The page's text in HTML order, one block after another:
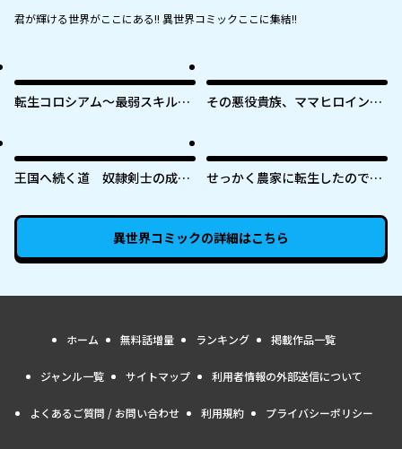
君が輝ける世界がここにある!! 異世界コミックここに集結!!
転生コロシアム～最弱スキルで
その悪役貴族、ママヒロインが
くる～
王国へ続く道 奴隷剣士の成り
せっかく農家に転生したので勇
異世界コミックの詳細はこちら
ホーム 無料話増量 ランキング 掲載作品一覧
ジャンル一覧 サイトマップ 利用者情報の外部送信について
よくあるご質問 / お問い合わせ 利用規約 プライバシーポリシー